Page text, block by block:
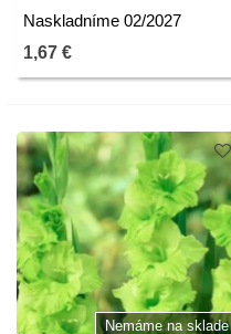
- predaj cibuľovín - 3 ks
Naskladníme 02/2027
1,67 €
Nemáme na sklade